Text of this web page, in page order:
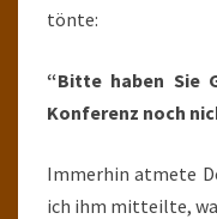
tönte:
“Bitte haben Sie
Konferenz noch
Immerhin atmete
ich ihm mitteilte,